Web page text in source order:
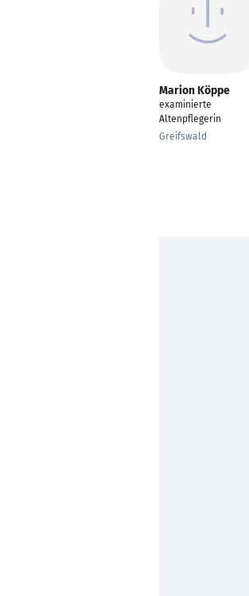
Marion Köppe
examinierte
Altenpflegerin
Greifswald